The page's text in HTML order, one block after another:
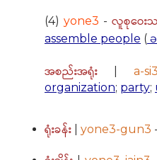
(4)yone3 -လူစုဝေး
assemble people (
အစည်းအရုံး a-
organization; party;
ရုံးခန်း yone3-gun3 -